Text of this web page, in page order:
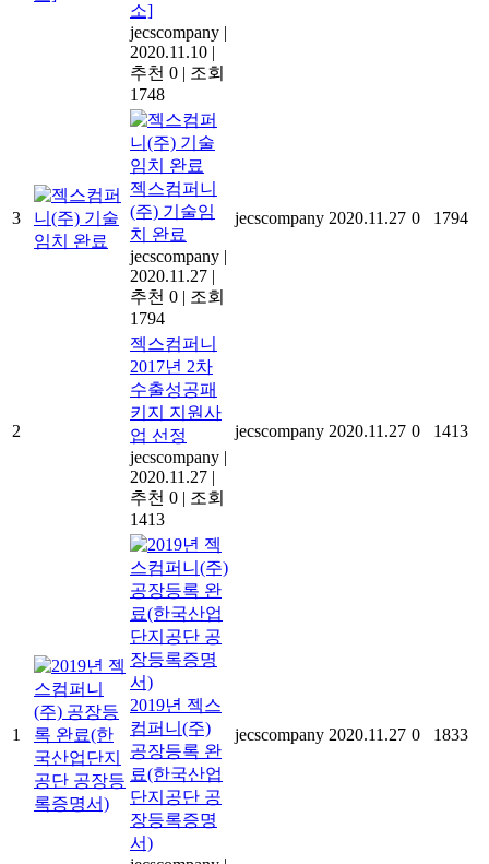
소]
jecscompany |
2020.11.10 |
추천 0 | 조회
1748
3
젝스컴퍼니
(주) 기술임
치 완료
jecscompany |
2020.11.27 |
추천 0 | 조회
1794
jecscompany 2020.11.27 0 1794
2
젝스컴퍼니
2017년 2차
수출성공패
키지 지원사
업 선정
jecscompany |
2020.11.27 |
추천 0 | 조회
1413
jecscompany 2020.11.27 0 1413
1
2019년 젝스
컴퍼니(주)
공장등록 완
료(한국산업
단지공단 공
장등록증명
서)
jecscompany 2020.11.27 0 1833